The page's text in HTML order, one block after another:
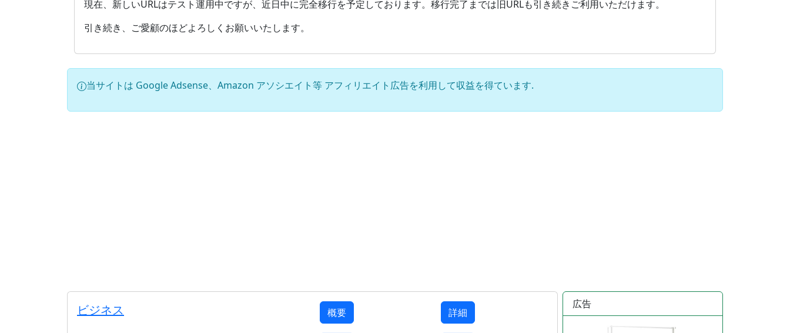
現在、新しいURLはテスト運用中ですが、近日中に完全移行を予定しております。移行完了までは旧URLも引き続きご利用いただけます。
引き続き、ご愛顧のほどよろしくお願いいたします。
当サイトは Google Adsense、Amazon アソシエイト等 アフィリエイト広告を利用して収益を得ています.
ビジネス 概要 詳細
広告